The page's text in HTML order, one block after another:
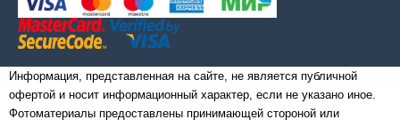
Информация, представленная на сайте, не является публичной
офертой и носит информационный характер, если не указано иное.
Фотоматериалы предоставлены принимающей стороной или